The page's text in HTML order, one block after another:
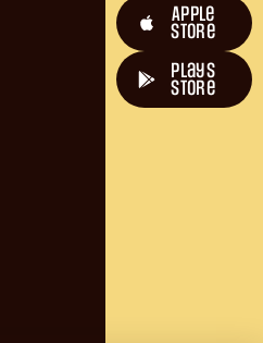
Apple
Store
plays
store